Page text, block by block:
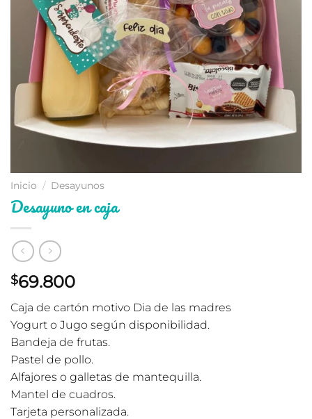
Inicio / Desayunos
Desayuno en caja
$69.800
Caja de cartón motivo Dia de las madres
Yogurt o Jugo según disponibilidad.
Bandeja de frutas.
Pastel de pollo.
Alfajores o galletas de mantequilla.
Mantel de cuadros.
Tarjeta personalizada.